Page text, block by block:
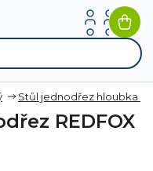
Stůl jednodřez hloubka
REDFOX